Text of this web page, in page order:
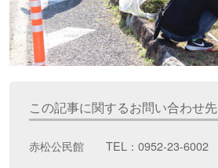
この記事に関するお問い合わせ先
赤松公民館 TEL：0952-23-6002